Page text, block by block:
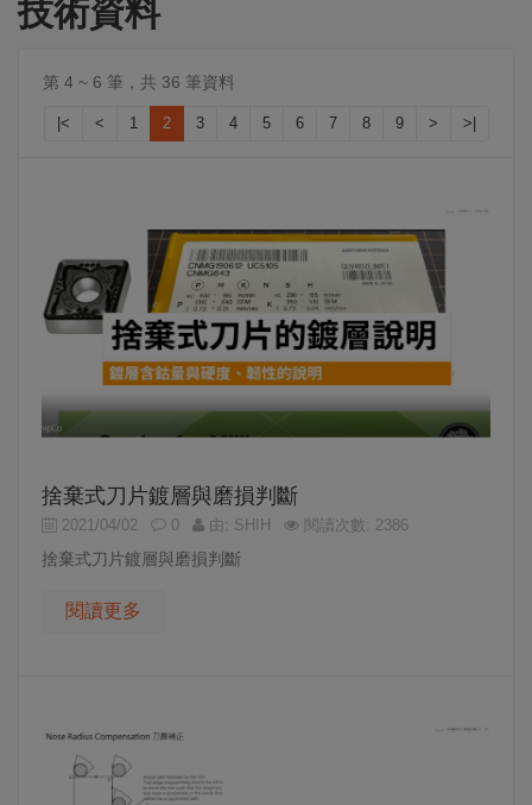
技術資料
第 4 ~ 6 筆，共 36 筆資料
|< < 1 2 3 4 5 6 7 8 9 > >|
捨棄式刀片鍍層與磨損判斷
2021/04/02 0 由: SHIH 閱讀次數: 2386
捨棄式刀片鍍層與磨損判斷
閱讀更多